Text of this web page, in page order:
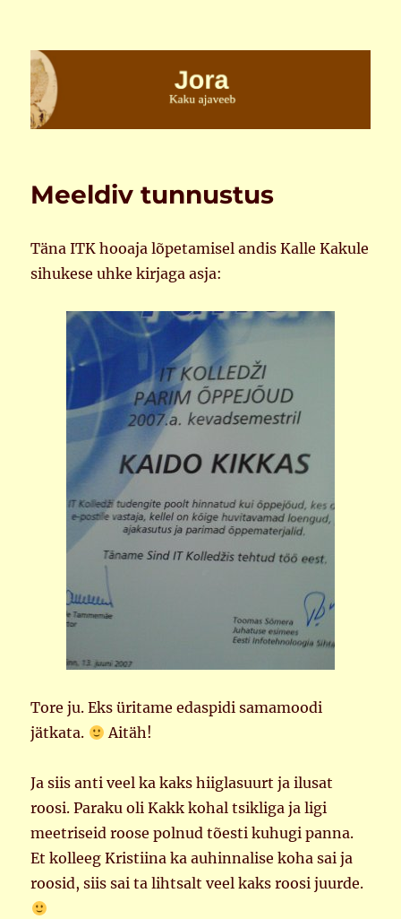
Jora
Meeldiv tunnustus
Täna ITK hooaja lõpetamisel andis Kalle Kakule
sihukese uhke kirjaga asja:
Tore ju. Eks üritame edaspidi samamoodi
jätkata.
Aitäh!
Ja siis anti veel ka kaks hiiglasuurt ja ilusat
roosi. Paraku oli Kakk kohal tsikliga ja ligi
meetriseid roose polnud tõesti kuhugi panna.
Et kolleeg Kristiina ka auhinnalise koha sai ja
roosid, siis sai ta lihtsalt veel kaks roosi juurde.